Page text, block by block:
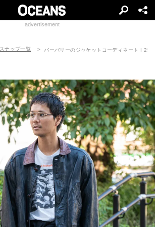
advertisement
スナップ一覧 バーバリーのジャケットコーディネート |